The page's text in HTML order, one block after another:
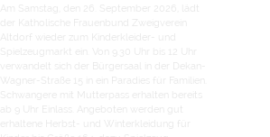
Am Samstag, den 26. September 2026, lädt
der Katholische Frauenbund Zweigverein
Altdorf wieder zum Kinderkleider- und
Spielzeugmarkt ein. Von 9.30 Uhr bis 12 Uhr
verwandelt sich der Bürgersaal in der Dekan-
Wagner-Straße 15 in ein Paradies für Familien.
Schwangere mit Mutterpass erhalten bereits
ab 9 Uhr Einlass. Angeboten werden gut
erhaltene Herbst- und Winterkleidung für